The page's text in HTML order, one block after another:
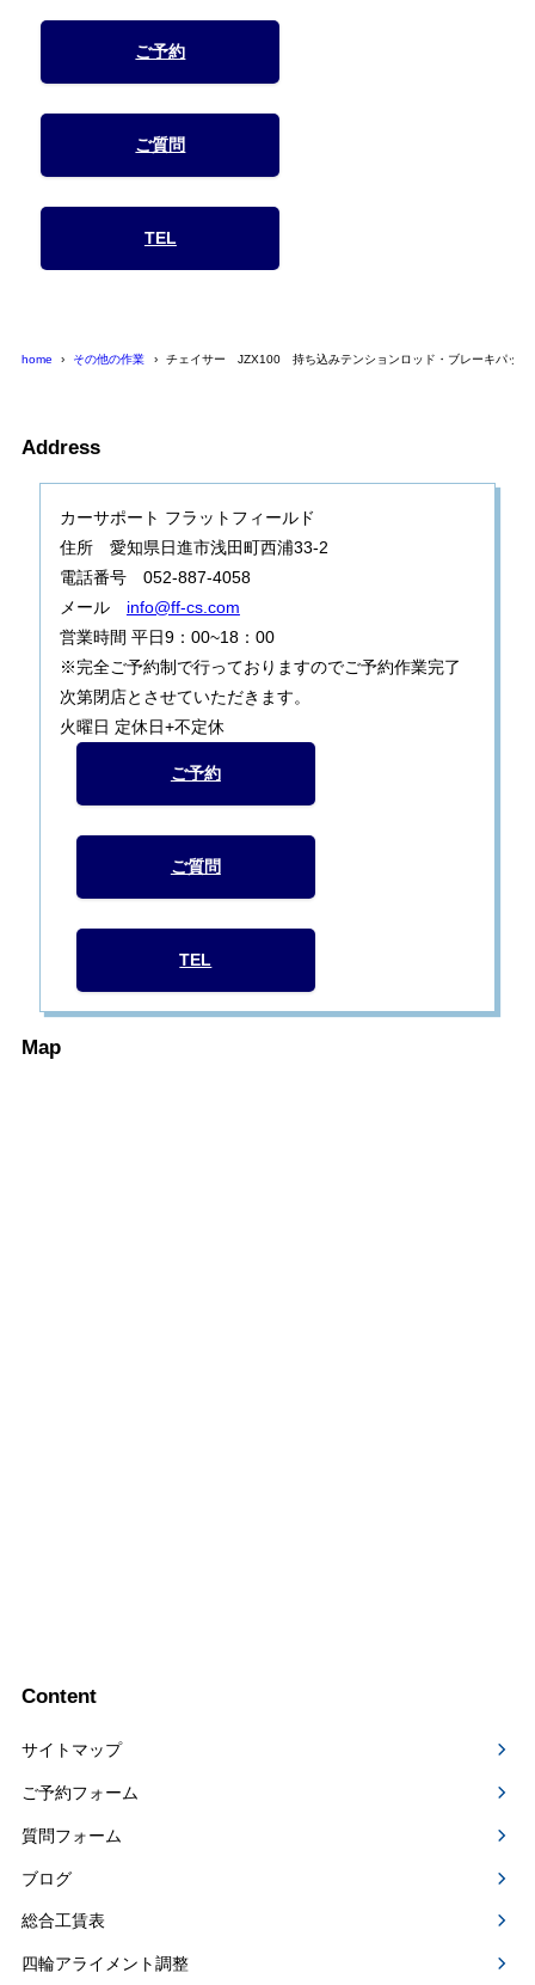
ご予約
ご質問
TEL
home その他の作業 チェイサー JZX100 持ち込みテンションロッド・ブレーキパット
Address
カーサポート フラットフィールド
住所 愛知県日進市浅田町西浦33-2
電話番号 052-887-4058
メール info@ff-cs.com
営業時間 平日9：00~18：00
※完全ご予約制で行っておりますのでご予約作業完了
次第閉店とさせていただきます。
火曜日 定休日+不定休
ご予約
ご質問
TEL
Map
Content
サイトマップ
ご予約フォーム
質問フォーム
ブログ
総合工賃表
四輪アライメント調整